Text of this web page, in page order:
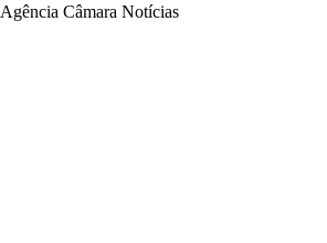
Agência Câmara Notícias